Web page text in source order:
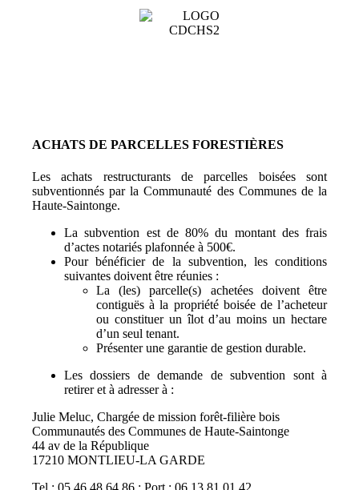
ACHATS DE PARCELLES FORESTIÈRES
Les achats restructurants de parcelles boisées sont
subventionnés par la Communauté des Communes de la
Haute-Saintonge.
La subvention est de 80% du montant des frais
d’actes notariés plafonnée à 500€.
Pour bénéficier de la subvention, les conditions
suivantes doivent être réunies :
La (les) parcelle(s) achetées doivent être
contiguës à la propriété boisée de l’acheteur
ou constituer un îlot d’au moins un hectare
d’un seul tenant.
Présenter une garantie de gestion durable.
Les dossiers de demande de subvention sont à
retirer et à adresser à :
Julie Meluc, Chargée de mission forêt-filière bois
Communautés des Communes de Haute-Saintonge
44 av de la République
17210 MONTLIEU-LA GARDE
Tel : 05 46 48 64 86 ; Port : 06 13 81 01 42